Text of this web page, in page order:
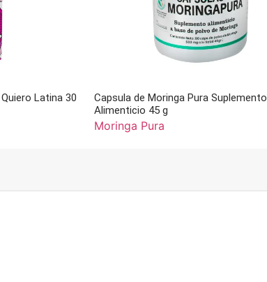
Latina 30
Capsula de Moringa Pura Suplemento
Alimenticio 45 g
Moringa Pura